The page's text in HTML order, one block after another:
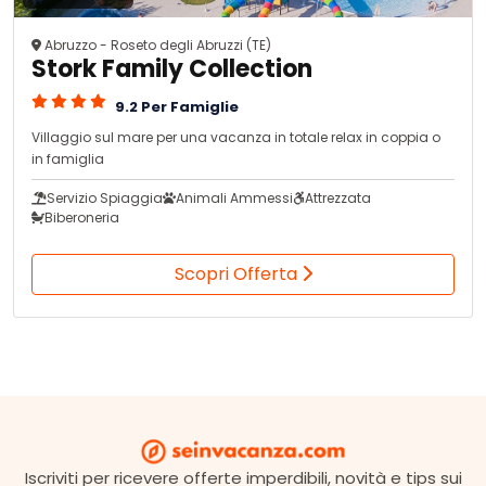
Abruzzo - Roseto degli Abruzzi (TE)
Stork Family Collection
9.2 Per Famiglie
Villaggio sul mare per una vacanza in totale relax in coppia o
in famiglia
Servizio Spiaggia Animali Ammessi
Attrezzata
Biberoneria
Scopri Offerta
Iscriviti per ricevere offerte imperdibili, novità e tips sui